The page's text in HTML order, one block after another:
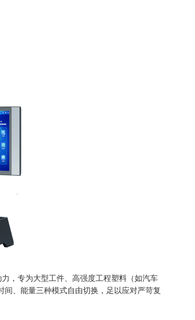
，专为大型工件、高强度工程塑料（如汽车
、能量三种模式自由切换，足以应对严苛复